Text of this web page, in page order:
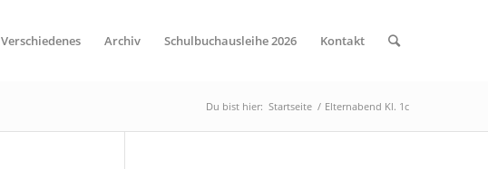
Verschiedenes Archiv Schulbuchausleihe 2026 Kontakt
Du bist hier: Startseite / Elternabend Kl. 1c